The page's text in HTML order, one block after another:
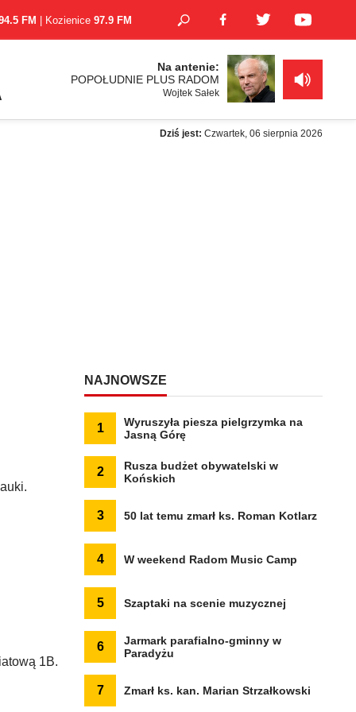
FM | Kozienice 97.9 FM
Na antenie:
POPOŁUDNIE PLUS RADOM
Wojtek Sałek
Dziś jest: Czwartek, 06 sierpnia 2026
1B.
NAJNOWSZE
1
Wyruszyła piesza pielgrzymka na
Jasną Górę
2
Rusza budżet obywatelski w
Końskich
3 50 lat temu zmarł ks. Roman Kotlarz
4 W weekend Radom Music Camp
5 Szaptaki na scenie muzycznej
6
Jarmark parafialno-gminny w
Paradyżu
7 Zmarł ks. kan. Marian Strzałkowski